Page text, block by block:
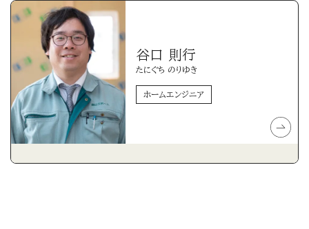
谷口 則行
たにぐち のりゆき
ホームエンジニア